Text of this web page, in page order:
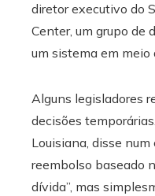
diretor executivo do
Center, um grupo de
um sistema em meio
Alguns legisladores
decisões
Louisiana, disse
reembolso baseado
dívida”, mas